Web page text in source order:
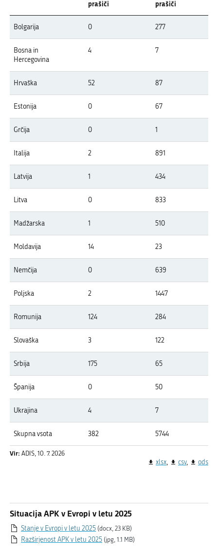
Pregled pojavov APK v letu 2026 po državah Evrope
V tabeli so prikazani izbruhi APK v Evropi v letu 2026 po državah, ločeno
prašiči prašiči
Bolgarija 0 277
Bosna in
Hercegovina
4 7
Hrvaška 52 87
Estonija 0 67
Grčija 0 1
Italija 2 891
Latvija 1 434
Litva 0 833
Madžarska 1 510
Moldavija 14 23
Nemčija 0 639
Poljska 2 1447
Romunija 124 284
Slovaška 3 122
Srbija 175 65
Španija 0 50
Ukrajina 4 7
Skupna vsota 382 5744
Vir: ADIS, 10. 7. 2026
xlsx csv ods
Situacija APK v Evropi v letu 2025
Stanje v Evropi v letu 2025 (docx, 23 KB)
Razširjenost APK v letu 2025 (jpg, 1.1 MB)